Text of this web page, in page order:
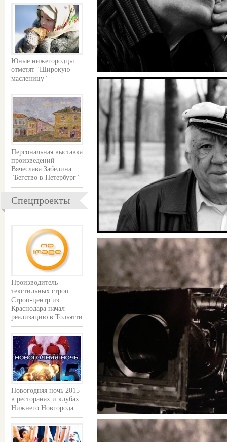
Юные нижегородцы
отметят "Широкую
масленицу"
Персональная выставка
произведений
Вячеслава Забелина
"Бегство в Петербург"
Спецпроекты
Производитель
текстильных строп
Строп-центр из
Краснодара начал
реализацию в Тольятти
Новогодняя ночь 2015
в ресторанах и клубах
Нижнего Новгорода